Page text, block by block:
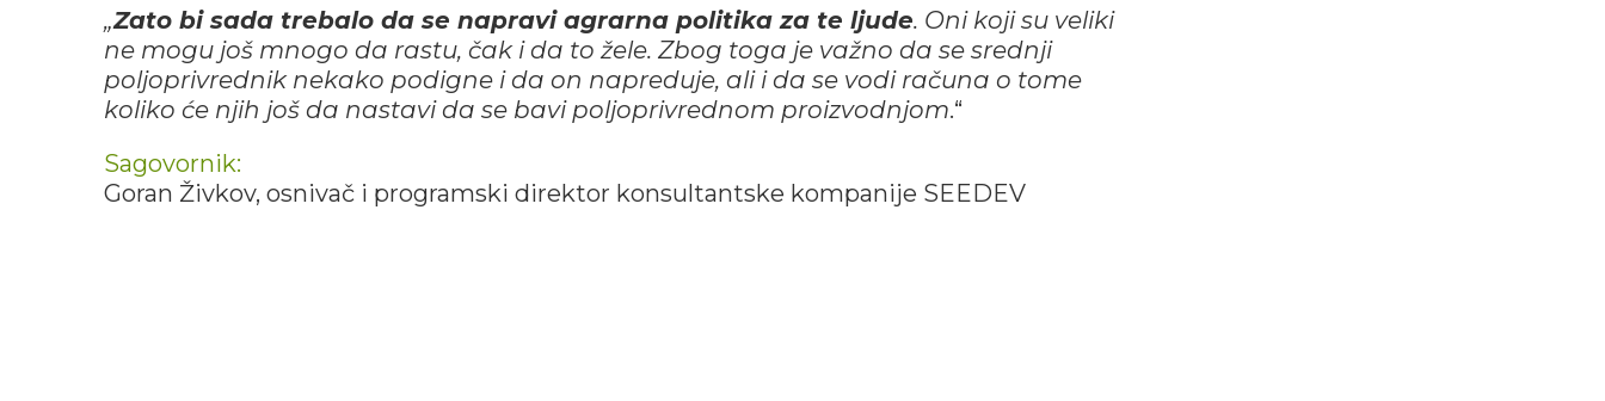
„Zato bi sada trebalo da se napravi agrarna politika za te ljude. Oni koji su veliki
ne mogu još mnogo da rastu, čak i da to žele. Zbog toga je važno da se srednji
poljoprivrednik nekako podigne i da on napreduje, ali i da se vodi računa o tome
koliko će njih još da nastavi da se bavi poljoprivrednom proizvodnjom.“
Sagovornik:
Goran Živkov, osnivač i programski direktor konsultantske kompanije SEEDEV